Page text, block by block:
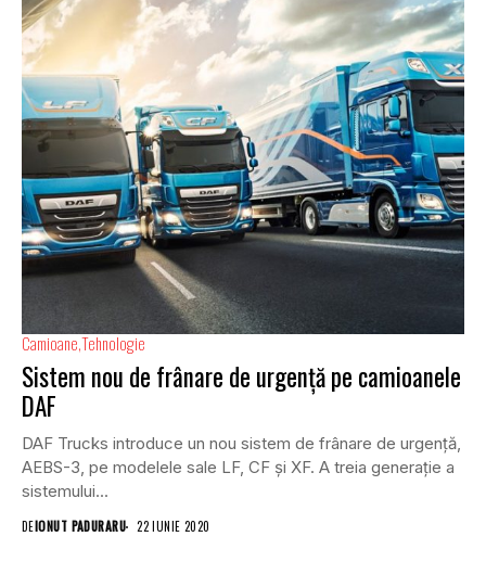
CamioaneTehnologie
Sistem nou de frânare de urgență pe camioanele
DAF
DAF Trucks introduce un nou sistem de frânare de urgență,
AEBS-3, pe modelele sale LF, CF și XF. A treia generație a
sistemului...
DEIONUT PADURARU 22 IUNIE 2020